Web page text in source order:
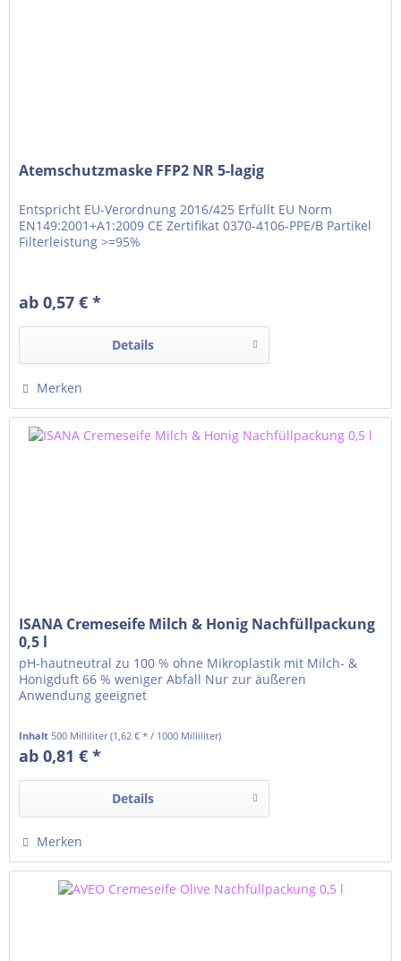
Atemschutzmaske FFP2 NR 5-lagig
Entspricht EU-Verordnung 2016/425 Erfüllt EU Norm
EN149:2001+A1:2009 CE Zertifikat 0370-4106-PPE/B Partikel
Filterleistung >=95%
ab 0,57 € *
Details
Merken
ISANA Cremeseife Milch & Honig Nachfüllpackung
0,5 l
pH-hautneutral zu 100 % ohne Mikroplastik mit Milch- &
Honigduft 66 % weniger Abfall Nur zur äußeren
Anwendung geeignet
Inhalt 500 Milliliter(1,62 € * / 1000 Milliliter)
ab 0,81 € *
Details
Merken